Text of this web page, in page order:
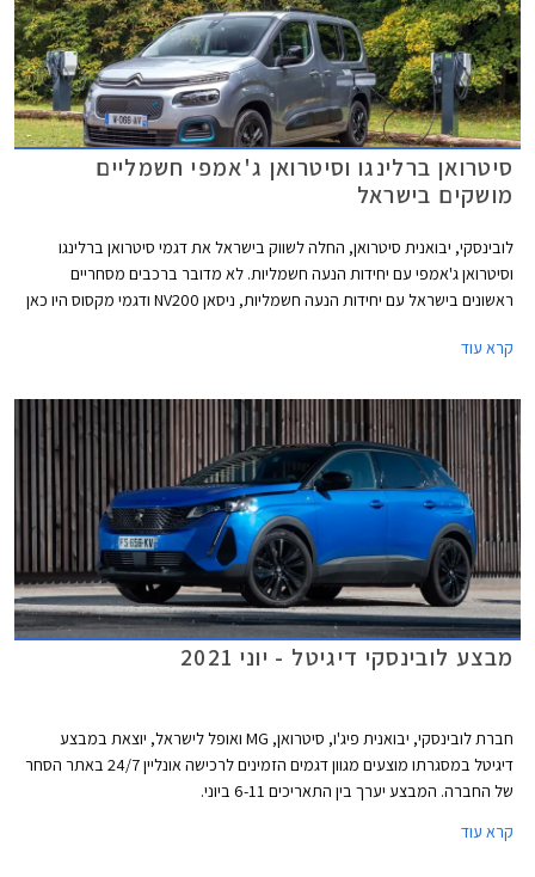
סיטרואן ברלינגו וסיטרואן ג'אמפי חשמליים
מושקים בישראל
לובינסקי, יבואנית סיטרואן, החלה לשווק בישראל את דגמי סיטרואן ברלינגו
וסיטרואן ג'אמפי עם יחידות הנעה חשמליות. לא מדובר ברכבים מסחריים
ראשונים בישראל עם יחידות הנעה חשמליות, ניסאן NV200 ודגמי מקסוס היו כאן
לראשונה עם אפשרות ליחידות הנעה חשמליות נקיות מזיהום, וחשוב מכך עבור
הדגמים יוצעו עם אחריות יצרן ל- 3 שנים או עד 100,000 ק"מ. לסוללות אחריות
מורחבת ל- 8 שנים או עד 160,000 ק"מ.
קרא עוד
מבצע לובינסקי דיגיטל - יוני 2021
חברת לובינסקי, יבואנית פיג'ו, סיטרואן, MG ואופל לישראל, יוצאת במבצע
דיגיטל במסגרתו מוצעים מגוון דגמים הזמינים לרכישה אונליין 24/7 באתר הסחר
של החברה. המבצע יערך בין התאריכים 6-11 ביוני.
קרא עוד